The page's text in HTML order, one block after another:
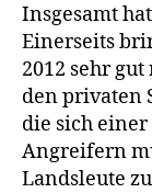
Insgesamt
Einerseits
2012 sehr
den privaten
die sich
Angreifern
Landsleute